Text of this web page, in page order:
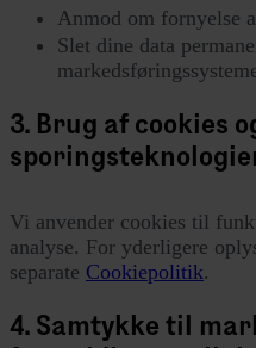
Anmod om fornyelse
Slet dine data
3. Brug af cookies
Vi anvender cookies til
analyse. For yderligere
separate Cookiepolitik.
4. Samtykke til